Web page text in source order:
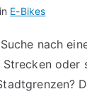
E-Bikes
nach
oder